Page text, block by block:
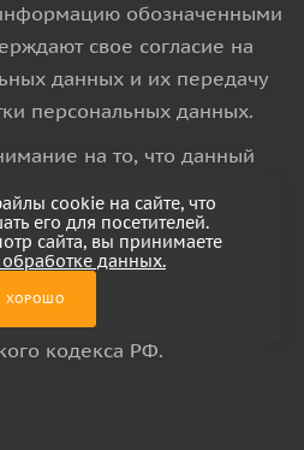
обозначенными
свое согласие на
данных и их передачу
персональных данных.
на то, что данный
и ни при каких
материалы и цены,
кодекса РФ.
cookie на сайте, что
его для посетителей.
сайта, вы принимаете
данных.
ХОРОШО